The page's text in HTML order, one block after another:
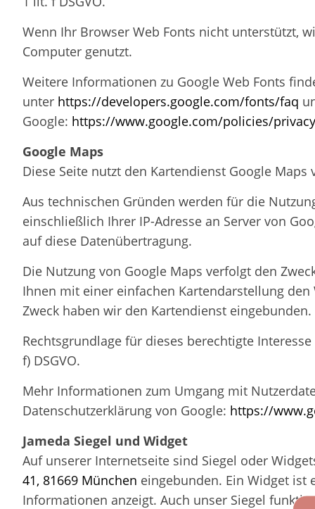
Wenn Ihr Browser Web Fonts nicht unterstützt,
Computer genutzt.
Weitere Informationen zu Google Web Fonts
unter https://developers.google.com/fonts/faq
Google: https://www.google.com/policies/
Google Maps
Diese Seite nutzt den Kartendienst Google Maps
Aus technischen Gründen werden für die
einschließlich Ihrer IP-Adresse an Server von
auf diese Datenübertragung.
Die Nutzung von Google Maps verfolgt den
Ihnen mit einer einfachen Kartendarstellung
Zweck haben wir den Kartendienst eingebunden.
Rechtsgrundlage für dieses berechtigte
f) DSGVO.
Mehr Informationen zum Umgang mit
Datenschutzerklärung von Google: https://
Jameda Siegel und Widget
Auf unserer Internetseite sind Siegel oder
41, 81669 München eingebunden. Ein Widget ist
Informationen anzeigt. Auch unser Siegel